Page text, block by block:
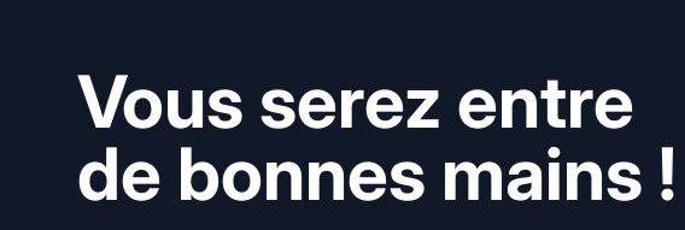
Vous serez entre
de bonnes mains !